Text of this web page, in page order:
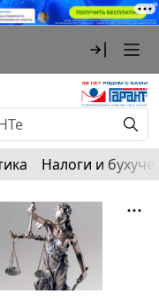
Налоги и